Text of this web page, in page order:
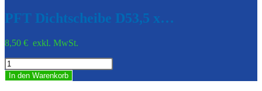
PFT Dichtscheibe D53,5 x…
8,50 € exkl. MwSt.
PFT
Dichtscheibe
D53,5
In den Warenkorb